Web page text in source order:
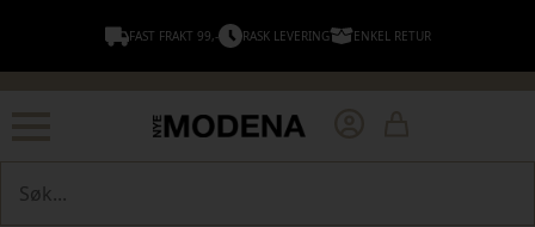
FAST FRAKT 99,- RASK LEVERING ENKEL RETUR